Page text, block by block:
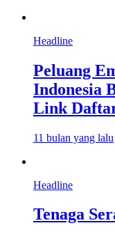
Headline
Peluang
Indonesia
Link
11 bulan yang lalu
Headline
Tenaga